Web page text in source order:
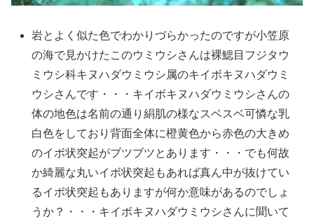
岩とよく似た色でわかりづらかったのですが小笠原
の海で見かけたこのウミウシさんは裸鰓目フジタウ
ミウシ科キヌハダウミウシ属のキイボキヌハダウミ
ウシさんです・・・キイボキヌハダウミウシさんの
体の地色は名前の通り絹肌の様なスベスベ可憐な乳
白色をしており背面全体に橙黄色から赤色の大きめ
のイボ状突起がブツブツとあります・・・でも何故
か綺麗な丸いイボ状突起もあれば真ん中が抜けてい
るイボ状突起もありますが何か意味があるのでしょ
うか？・・・キイボキヌハダウミウシさんに聞いて